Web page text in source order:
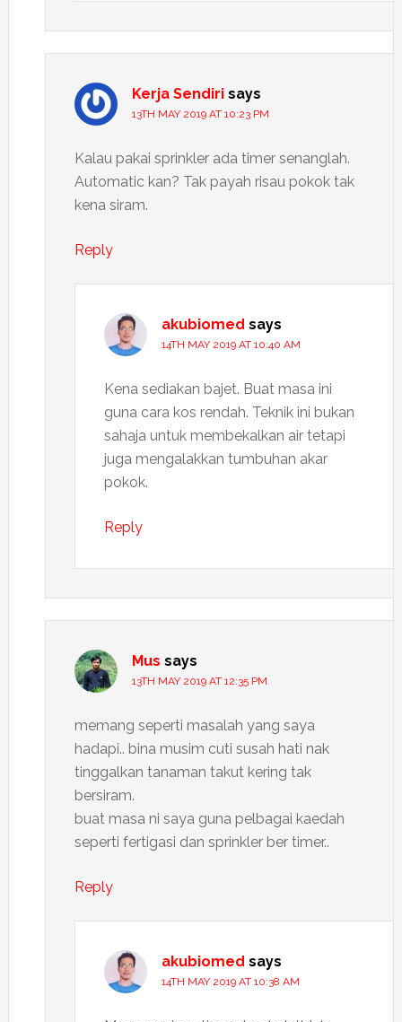
Kerja Sendiri says
13TH MAY 2019 AT 10:23 PM
Kalau pakai sprinkler ada timer senanglah.
Automatic kan? Tak payah risau pokok tak
kena siram.
Reply
akubiomed says
14TH MAY 2019 AT 10:40 AM
Kena sediakan bajet. Buat masa ini
guna cara kos rendah. Teknik ini bukan
sahaja untuk membekalkan air tetapi
juga mengalakkan tumbuhan akar
pokok.
Reply
Mus says
13TH MAY 2019 AT 12:35 PM
memang seperti masalah yang saya
hadapi.. bina musim cuti susah hati nak
tinggalkan tanaman takut kering tak
bersiram.
buat masa ni saya guna pelbagai kaedah
seperti fertigasi dan sprinkler ber timer..
Reply
akubiomed says
14TH MAY 2019 AT 10:38 AM